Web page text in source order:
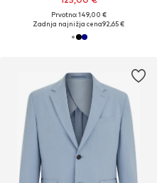
Prvotno: 149,00 €
Zadnja najnižja cena92,65 €